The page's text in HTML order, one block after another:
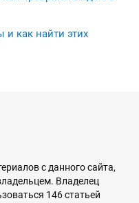
как найти этих
с данного сайта,
Владелец
146 статьей